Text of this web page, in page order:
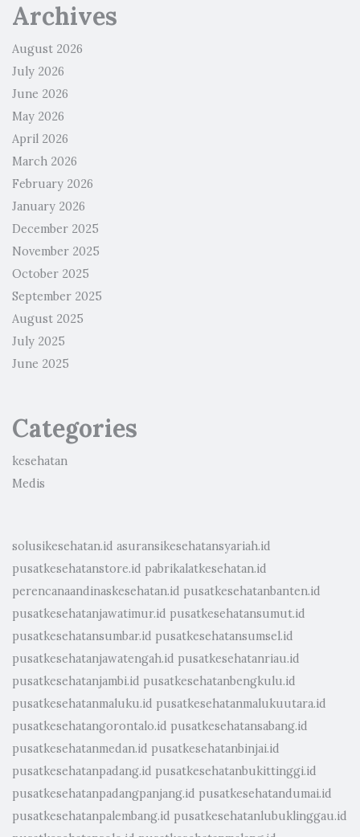
Archives
August 2026
July 2026
June 2026
May 2026
April 2026
March 2026
February 2026
January 2026
December 2025
November 2025
October 2025
September 2025
August 2025
July 2025
June 2025
Categories
kesehatan
Medis
solusikesehatan.id asuransikesehatansyariah.id
pusatkesehatanstore.id pabrikalatkesehatan.id
perencanaandinaskesehatan.id pusatkesehatanbanten.id
pusatkesehatanjawatimur.id pusatkesehatansumut.id
pusatkesehatansumbar.id pusatkesehatansumsel.id
pusatkesehatanjawatengah.id pusatkesehatanriau.id
pusatkesehatanjambi.id pusatkesehatanbengkulu.id
pusatkesehatanmaluku.id pusatkesehatanmalukuutara.id
pusatkesehatangorontalo.id pusatkesehatansabang.id
pusatkesehatanmedan.id pusatkesehatanbinjai.id
pusatkesehatanpadang.id pusatkesehatanbukittinggi.id
pusatkesehatanpadangpanjang.id pusatkesehatandumai.id
pusatkesehatanpalembang.id pusatkesehatanlubuklinggau.id